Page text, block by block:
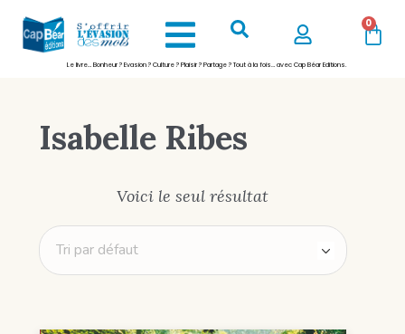
0
Le livre… Bonheur ? Evasion ? Culture ? Plaisir ? Partage ? Tout à la fois… avec Cap Béar Editions.
Isabelle Ribes
Voici le seul résultat